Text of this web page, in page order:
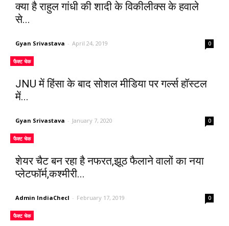
क्या है राहुल गांधी की शादी के विकीलीक्स के हवाले
से...
Gyan Srivastava - April 24, 2019 0
फैक्ट चेक
JNU में हिंसा के बाद सोशल मीडिया पर गर्ल्स हॉस्टल
में...
Gyan Srivastava - January 7, 2020 0
फैक्ट चेक
शेयर चैट बन रहा है नफरत,झूठ फैलाने वालों का नया
प्लेटफॉर्म,कश्मीरी...
Admin IndiaChecl - February 17, 2019 0
फैक्ट चेक